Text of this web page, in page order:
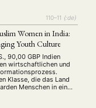
110–11 {:de}
Women in India:
Youth Culture
90,00 GBP Indien
wirtschaftlichen und
Klasse, die das Land
Menschen in ein
will, findet eine
zuvorderst ökonomisch